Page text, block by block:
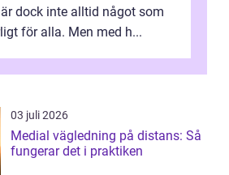
dock inte alltid något som
för alla. Men med h...
03 juli 2026
Medial vägledning på distans: Så
fungerar det i praktiken